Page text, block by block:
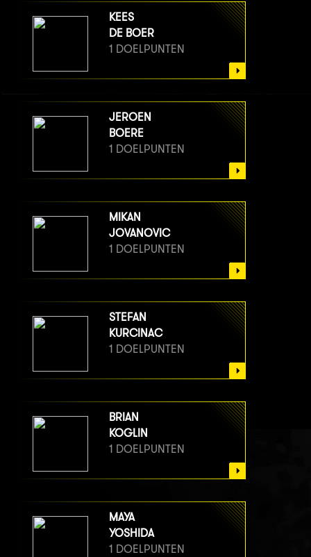
KEES
DE BOER
1 DOELPUNTEN
JEROEN
BOERE
1 DOELPUNTEN
MIKAN
JOVANOVIC
1 DOELPUNTEN
STEFAN
KURCINAC
1 DOELPUNTEN
BRIAN
KOGLIN
1 DOELPUNTEN
MAYA
YOSHIDA
1 DOELPUNTEN